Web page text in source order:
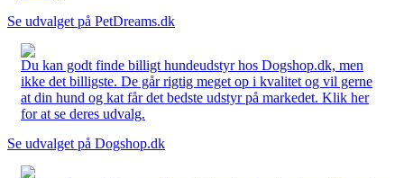
Se udvalget på PetDreams.dk
Du kan godt finde billigt hundeudstyr hos Dogshop.dk, men
ikke det billigste. De går rigtig meget op i kvalitet og vil gerne
at din hund og kat får det bedste udstyr på markedet. Klik her
for at se deres udvalg.
Se udvalget på Dogshop.dk